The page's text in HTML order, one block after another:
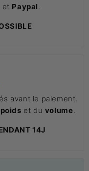
et Paypal
avant le paiement.
poids et du volume
14J